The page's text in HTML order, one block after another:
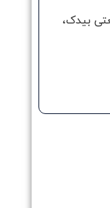
بیدک،